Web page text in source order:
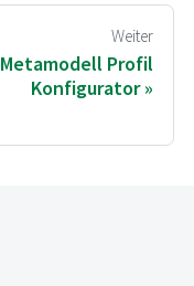
Weiter
Metamodell Profil
Konfigurator